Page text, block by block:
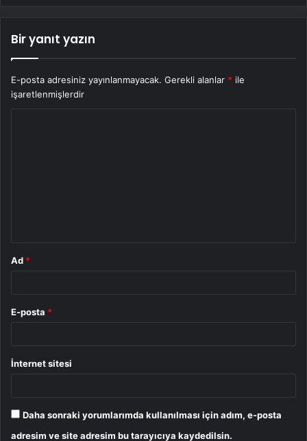
Bir yanıt yazın
E-posta adresiniz yayınlanmayacak. Gerekli alanlar * ile
işaretlenmişlerdir
Ad *
E-posta *
İnternet sitesi
Daha sonraki yorumlarımda kullanılması için adım, e-posta
adresim ve site adresim bu tarayıcıya kaydedilsin.